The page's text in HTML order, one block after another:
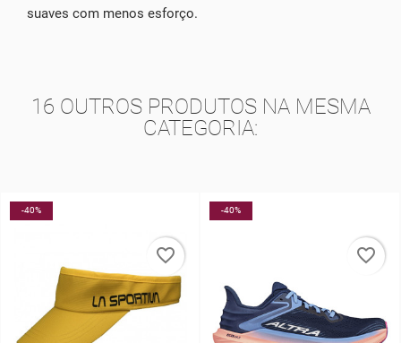
suaves com menos esforço.
16 OUTROS PRODUTOS NA MESMA
CATEGORIA:
-40%
favorite_border
-40%
favorite_border